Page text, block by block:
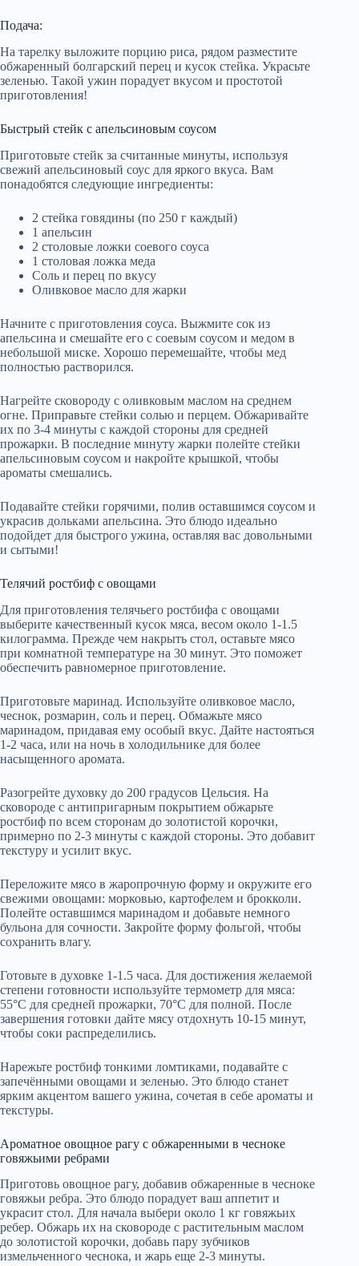
Подача:
На тарелку выложите порцию риса, рядом разместите
обжаренный болгарский перец и кусок стейка. Украсьте
зеленью. Такой ужин порадует вкусом и простотой
приготовления!
Быстрый стейк с апельсиновым соусом
Приготовьте стейк за считанные минуты, используя
свежий апельсиновый соус для яркого вкуса. Вам
понадобятся следующие ингредиенты:
2 стейка говядины (по 250 г каждый)
1 апельсин
2 столовые ложки соевого соуса
1 столовая ложка меда
Соль и перец по вкусу
Оливковое масло для жарки
Начните с приготовления соуса. Выжмите сок из
апельсина и смешайте его с соевым соусом и медом в
небольшой миске. Хорошо перемешайте, чтобы мед
полностью растворился.
Нагрейте сковороду с оливковым маслом на среднем
огне. Приправьте стейки солью и перцем. Обжаривайте
их по 3-4 минуты с каждой стороны для средней
прожарки. В последние минуту жарки полейте стейки
апельсиновым соусом и накройте крышкой, чтобы
ароматы смешались.
Подавайте стейки горячими, полив оставшимся соусом и
украсив дольками апельсина. Это блюдо идеально
подойдет для быстрого ужина, оставляя вас довольными
и сытыми!
Телячий ростбиф с овощами
Для приготовления телячьего ростбифа с овощами
выберите качественный кусок мяса, весом около 1-1.5
килограмма. Прежде чем накрыть стол, оставьте мясо
при комнатной температуре на 30 минут. Это поможет
обеспечить равномерное приготовление.
Приготовьте маринад. Используйте оливковое масло,
чеснок, розмарин, соль и перец. Обмажьте мясо
маринадом, придавая ему особый вкус. Дайте настояться
1-2 часа, или на ночь в холодильнике для более
насыщенного аромата.
Разогрейте духовку до 200 градусов Цельсия. На
сковороде с антипригарным покрытием обжарьте
ростбиф по всем сторонам до золотистой корочки,
примерно по 2-3 минуты с каждой стороны. Это добавит
текстуру и усилит вкус.
Переложите мясо в жаропрочную форму и окружите его
свежими овощами: морковью, картофелем и брокколи.
Полейте оставшимся маринадом и добавьте немного
бульона для сочности. Закройте форму фольгой, чтобы
сохранить влагу.
Готовьте в духовке 1-1.5 часа. Для достижения желаемой
степени готовности используйте термометр для мяса:
55°C для средней прожарки, 70°C для полной. После
завершения готовки дайте мясу отдохнуть 10-15 минут,
чтобы соки распределились.
Нарежьте ростбиф тонкими ломтиками, подавайте с
запечёнными овощами и зеленью. Это блюдо станет
ярким акцентом вашего ужина, сочетая в себе ароматы и
текстуры.
Ароматное овощное рагу с обжаренными в чесноке
говяжьими ребрами
Приготовь овощное рагу, добавив обжаренные в чесноке
говяжьи ребра. Это блюдо порадует ваш аппетит и
украсит стол. Для начала выбери около 1 кг говяжьих
ребер. Обжарь их на сковороде с растительным маслом
до золотистой корочки, добавь пару зубчиков
измельченного чеснока, и жарь еще 2-3 минуты.